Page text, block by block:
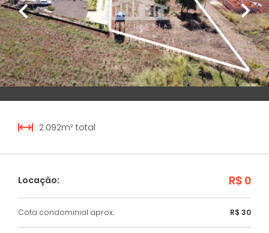
2.092m² total
Locação: R$ 0
Cota condominial aprox.: R$ 30